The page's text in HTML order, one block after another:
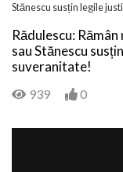
Stănescu susțin legile
Rădulescu:
sau Stănescu
suveranitate!
939 0